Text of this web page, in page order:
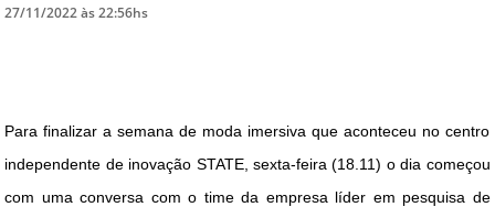
ÚLTIMAS NOTÍCIAS
FALE CONOSCO
27/11/2022 às 22:56hs
Para finalizar a semana de moda imersiva que aconteceu no centro
independente de inovação STATE, sexta-feira (18.11) o dia começou
com uma conversa com o time da empresa líder em pesquisa de